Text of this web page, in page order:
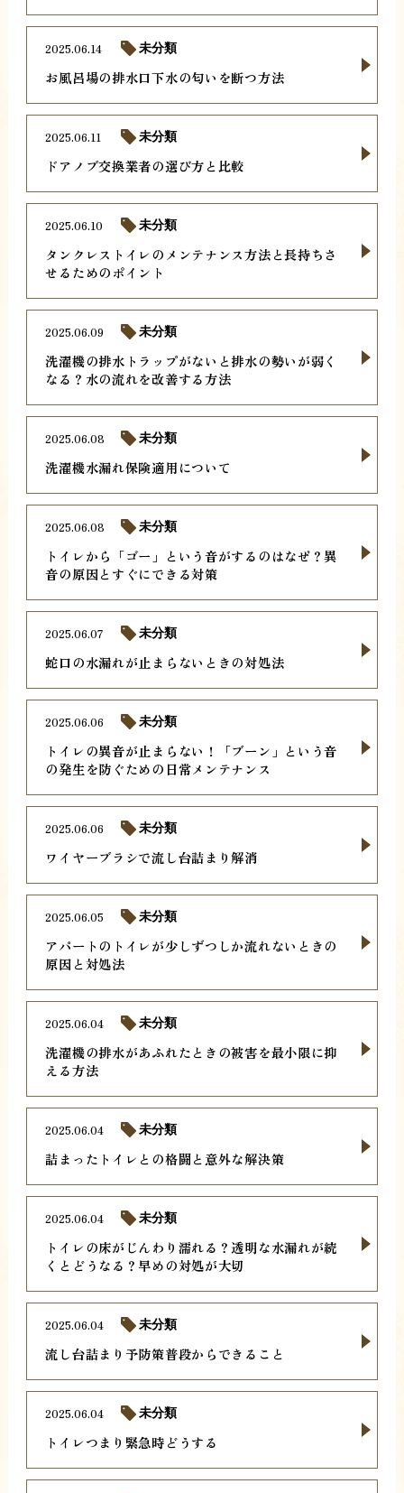
お風呂場の排水口下水の匂いを断つ方法
2025.06.14 未分類
ドアノブ交換業者の選び方と比較
2025.06.11 未分類
タンクレストイレのメンテナンス方法と長持ちさ
せるためのポイント
2025.06.10 未分類
洗濯機の排水トラップがないと排水の勢いが弱く
なる？水の流れを改善する方法
2025.06.09 未分類
洗濯機水漏れ保険適用について
2025.06.08 未分類
トイレから「ゴー」という音がするのはなぜ？異
音の原因とすぐにできる対策
2025.06.08 未分類
蛇口の水漏れが止まらないときの対処法
2025.06.07 未分類
トイレの異音が止まらない！「ブーン」という音
の発生を防ぐための日常メンテナンス
2025.06.06 未分類
ワイヤーブラシで流し台詰まり解消
2025.06.06 未分類
アパートのトイレが少しずつしか流れないときの
原因と対処法
2025.06.05 未分類
洗濯機の排水があふれたときの被害を最小限に抑
える方法
2025.06.04 未分類
詰まったトイレとの格闘と意外な解決策
2025.06.04 未分類
トイレの床がじんわり濡れる？透明な水漏れが続
くとどうなる？早めの対処が大切
2025.06.04 未分類
流し台詰まり予防策普段からできること
2025.06.04 未分類
トイレつまり緊急時どうする
2025.06.04 未分類